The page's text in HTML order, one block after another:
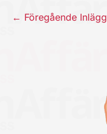
← Föregående Inlägg